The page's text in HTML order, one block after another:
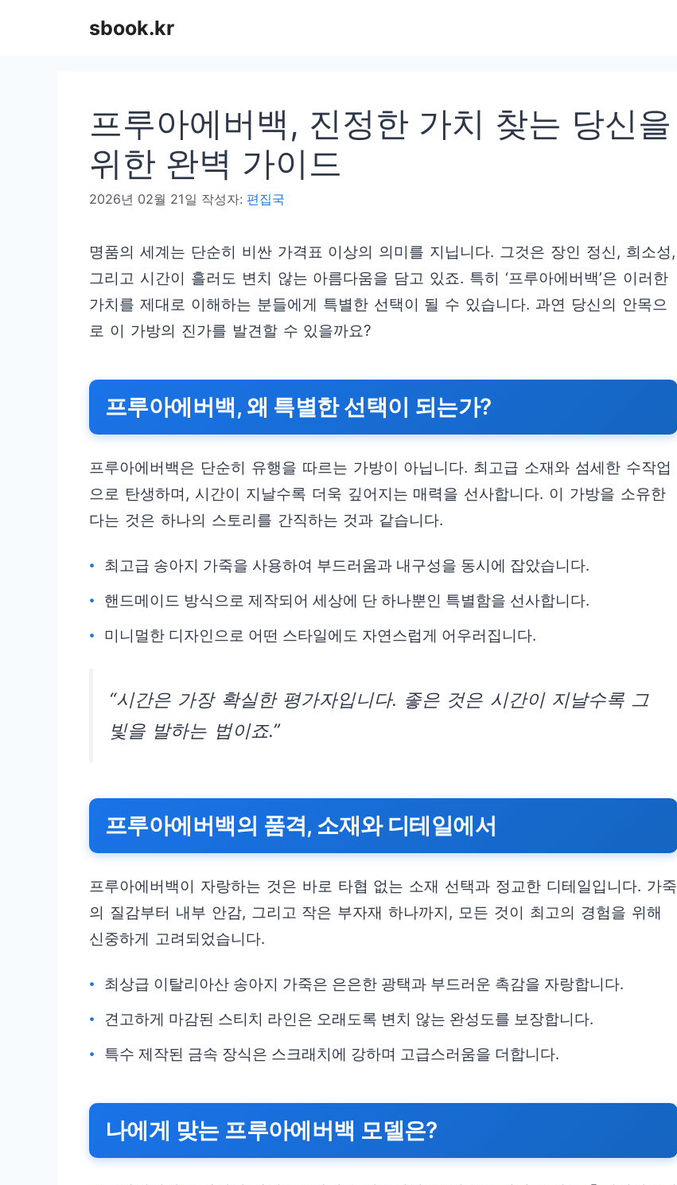
sbook.kr
프루아에버백, 진정한 가치 찾는 당신을
위한 완벽 가이드
2026년 02월 21일 작성자: 편집국
명품의 세계는 단순히 비싼 가격표 이상의 의미를 지닙니다. 그것은 장인 정신, 희소성,
그리고 시간이 흘러도 변치 않는 아름다움을 담고 있죠. 특히 ‘프루아에버백’은 이러한
가치를 제대로 이해하는 분들에게 특별한 선택이 될 수 있습니다. 과연 당신의 안목으
로 이 가방의 진가를 발견할 수 있을까요?
프루아에버백, 왜 특별한 선택이 되는가?
프루아에버백은 단순히 유행을 따르는 가방이 아닙니다. 최고급 소재와 섬세한 수작업
으로 탄생하며, 시간이 지날수록 더욱 깊어지는 매력을 선사합니다. 이 가방을 소유한
다는 것은 하나의 스토리를 간직하는 것과 같습니다.
최고급 송아지 가죽을 사용하여 부드러움과 내구성을 동시에 잡았습니다.
핸드메이드 방식으로 제작되어 세상에 단 하나뿐인 특별함을 선사합니다.
미니멀한 디자인으로 어떤 스타일에도 자연스럽게 어우러집니다.
“시간은 가장 확실한 평가자입니다. 좋은 것은 시간이 지날수록 그
빛을 발하는 법이죠.”
프루아에버백의 품격, 소재와 디테일에서
프루아에버백이 자랑하는 것은 바로 타협 없는 소재 선택과 정교한 디테일입니다. 가죽
의 질감부터 내부 안감, 그리고 작은 부자재 하나까지, 모든 것이 최고의 경험을 위해
신중하게 고려되었습니다.
최상급 이탈리아산 송아지 가죽은 은은한 광택과 부드러운 촉감을 자랑합니다.
견고하게 마감된 스티치 라인은 오래도록 변치 않는 완성도를 보장합니다.
특수 제작된 금속 장식은 스크래치에 강하며 고급스러움을 더합니다.
나에게 맞는 프루아에버백 모델은?